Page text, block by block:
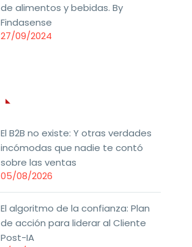
de alimentos y bebidas. By
Findasense
27/09/2024
El B2B no existe: Y otras verdades
incómodas que nadie te contó
sobre las ventas
05/08/2026
El algoritmo de la confianza: Plan
de acción para liderar al Cliente
Post-IA